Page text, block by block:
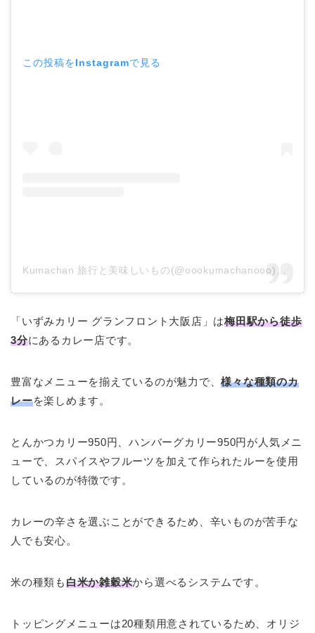
この投稿をInstagramで見る
「いずみカリー グランフロント大阪店」は梅田駅から徒歩
3分にあるカレー店です。
豊富なメニューを揃えているのが魅力で、様々な種類のカ
レーを楽しめます。
とんかつカリー950円、ハンバーグカリー950円が人気メニ
ューで、スパイスやフルーツを加えて作られたルーを使用
しているのが特徴です。
カレーの辛さを選ぶことができるため、辛いものが苦手な
人でも安心。
米の種類も白米か雑穀米から選べるシステムです。
トッピングメニューは20種類用意されているため、オリジ